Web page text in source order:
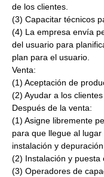
de los clientes.
(3) Capacitar técnicos
(4) La empresa envía
del usuario para
plan para el usuario.
Venta:
(1) Aceptación de
(2) Ayudar a los
Después de la venta:
(1) Asigne libremente
para que llegue al
instalación y
(2) Instalación y puesta
(3) Operadores de